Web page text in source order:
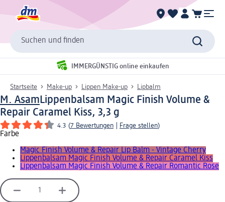
Suchen und finden
IMMERGÜNSTIG online einkaufen
Startseite Make-up Lippen Make-up Lipbalm
M. AsamLippenbalsam Magic Finish Volume &
Repair Caramel Kiss, 3,3 g
4.3 (7 Bewertungen Frage stellen)
Farbe
Magic Finish Volume & Repair Lip Balm - Vintage Cherry
Lippenbalsam Magic Finish Volume & Repair Caramel Kiss
Lippenbalsam Magic Finish Volume & Repair Romantic Rose